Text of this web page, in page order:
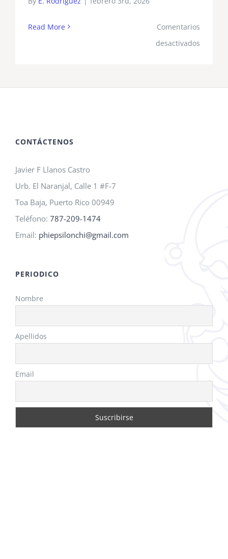
Read More
Comentarios
desactivados
CONTÁCTENOS
Javier F Llanos Castro
Urb. El Naranjal, Calle 1 #F-7
Toa Baja, Puerto Rico 00949
Teléfono: 787-209-1474
Email: phiepsilonchi@gmail.com
PERIODICO
Nombre
Apellidos
Email